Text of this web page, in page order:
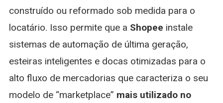
construído ou reformado sob medida para o
locatário. Isso permite que a Shopee instale
sistemas de automação de última geração,
esteiras inteligentes e docas otimizadas para o
alto fluxo de mercadorias que caracteriza o seu
modelo de “marketplace” mais utilizado no